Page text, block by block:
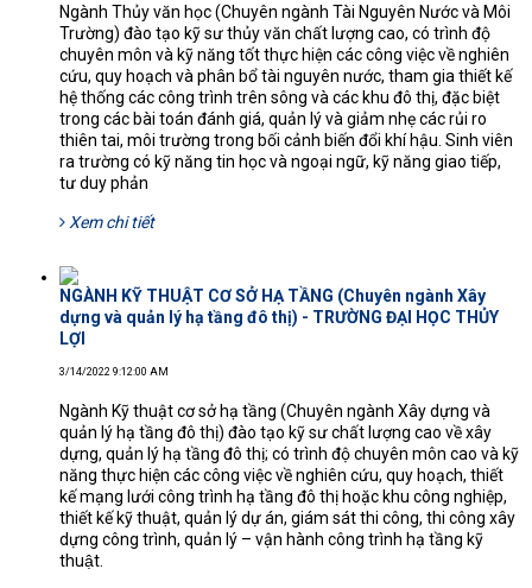
Ngành Thủy văn học (Chuyên ngành Tài Nguyên Nước và Môi
Trường) đào tạo kỹ sư thủy văn chất lượng cao, có trình độ
chuyên môn và kỹ năng tốt thực hiện các công việc về nghiên
cứu, quy hoạch và phân bổ tài nguyên nước, tham gia thiết kế
hệ thống các công trình trên sông và các khu đô thị, đặc biệt
trong các bài toán đánh giá, quản lý và giảm nhẹ các rủi ro
thiên tai, môi trường trong bối cảnh biến đổi khí hậu. Sinh viên
ra trường có kỹ năng tin học và ngoại ngữ, kỹ năng giao tiếp,
tư duy phản
Xem chi tiết
NGÀNH KỸ THUẬT CƠ SỞ HẠ TẦNG (Chuyên ngành Xây
dựng và quản lý hạ tầng đô thị) - TRƯỜNG ĐẠI HỌC THỦY
LỢI
3/14/2022 9:12:00 AM
Ngành Kỹ thuật cơ sở hạ tầng (Chuyên ngành Xây dựng và
quản lý hạ tầng đô thị) đào tạo kỹ sư chất lượng cao về xây
dựng, quản lý hạ tầng đô thị; có trình độ chuyên môn cao và kỹ
năng thực hiện các công việc về nghiên cứu, quy hoạch, thiết
kế mạng lưới công trình hạ tầng đô thị hoặc khu công nghiệp,
thiết kế kỹ thuật, quản lý dự án, giám sát thi công, thi công xây
dựng công trình, quản lý – vận hành công trình hạ tầng kỹ
thuật.